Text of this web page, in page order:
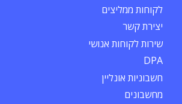
לקוחות ממליצים
יצירת קשר
שירות לקוחות אנושי
DPA
חשבוניות אונליין
מחשבונים